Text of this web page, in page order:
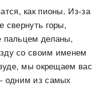
как пионы. Из-за
свернуть горы,
пальцем деланы,
со своим именем
мы окрещаем вас
одним из самых